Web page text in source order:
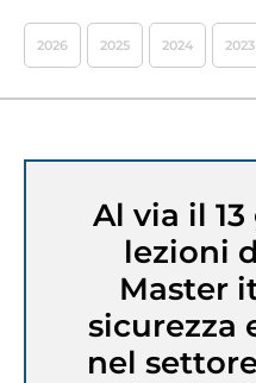
2026 2025 2024 2023
Al via il
lezioni
Master
sicurezza
nel